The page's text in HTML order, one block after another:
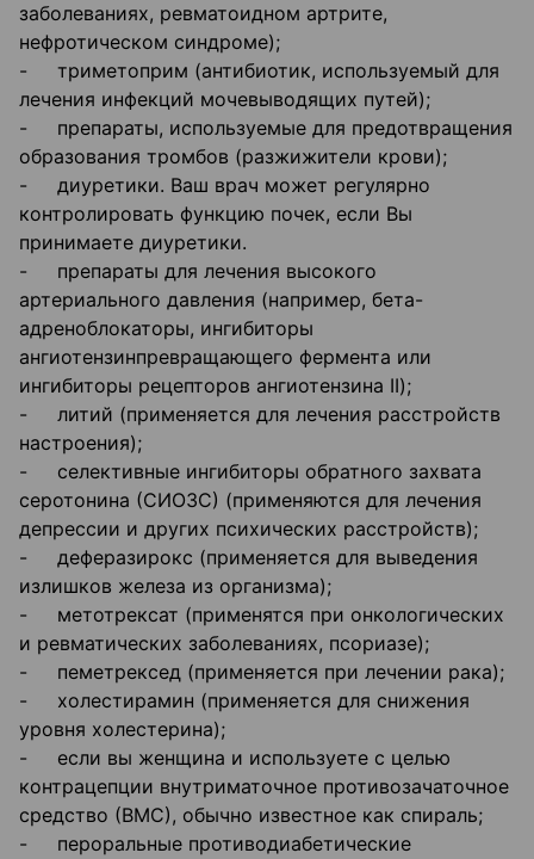
заболеваниях, ревматоидном артрите,
нефротическом синдроме);
- триметоприм (антибиотик, используемый для
лечения инфекций мочевыводящих путей);
- препараты, используемые для предотвращения
образования тромбов (разжижители крови);
- диуретики. Ваш врач может регулярно
контролировать функцию почек, если Вы
принимаете диуретики.
- препараты для лечения высокого
артериального давления (например, бета-
адреноблокаторы, ингибиторы
ангиотензинпревращающего фермента или
ингибиторы рецепторов ангиотензина II);
- литий (применяется для лечения расстройств
настроения);
- селективные ингибиторы обратного захвата
серотонина (СИОЗС) (применяются для лечения
депрессии и других психических расстройств);
- деферазирокс (применяется для выведения
излишков железа из организма);
- метотрексат (применятся при онкологических
и ревматических заболеваниях, псориазе);
- пеметрексед (применяется при лечении рака);
- холестирамин (применяется для снижения
уровня холестерина);
- если вы женщина и используете с целью
контрацепции внутриматочное противозачаточное
средство (ВМС), обычно известное как спираль;
- пероральные противодиабетические